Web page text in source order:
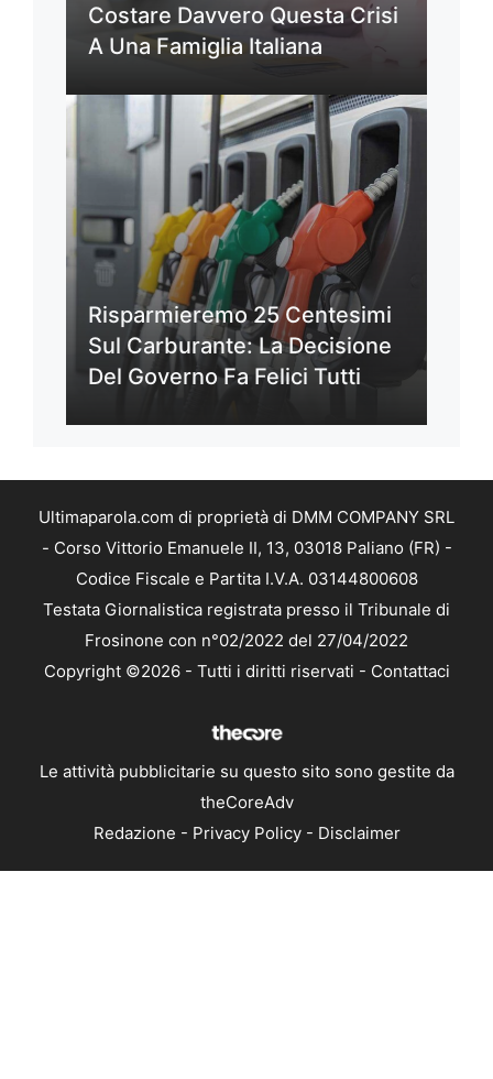
Costare Davvero Questa Crisi
A Una Famiglia Italiana
Risparmieremo 25 Centesimi
Sul Carburante: La Decisione
Del Governo Fa Felici Tutti
Ultimaparola.com di proprietà di DMM COMPANY SRL
- Corso Vittorio Emanuele II, 13, 03018 Paliano (FR) -
Codice Fiscale e Partita I.V.A. 03144800608
Testata Giornalistica registrata presso il Tribunale di
Frosinone con n°02/2022 del 27/04/2022
Copyright ©2026 - Tutti i diritti riservati - Contattaci
Le attività pubblicitarie su questo sito sono gestite da
theCoreAdv
Redazione - Privacy Policy- Disclaimer